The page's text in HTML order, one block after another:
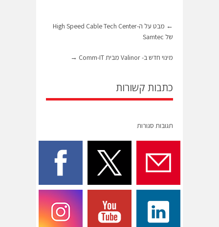
←
מבט על ה-High Speed Cable Tech Center
של Samtec
מינוי חדש ב- Valinor מבית Comm-IT →
כתבות קשורות
תגובות סגורות